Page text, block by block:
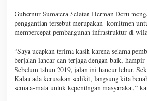
Gubernur Sumatera Selatan Herman Deru
penggantian tersebut merupakan komitmen
mempercepat pembangunan infrastruktur di
“Saya ucapkan terima kasih karena selama
berjalan lancar dan terjaga dengan baik,
Sebelum tahun 2019, jalan ini hancur lebur.
Kalau ada kerusakan sedikit, langsung kita
semata-mata untuk kepentingan masyarakat,”